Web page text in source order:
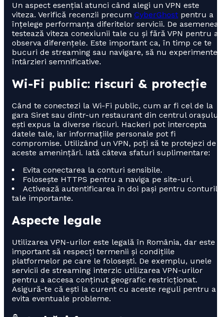
Un aspect esențial atunci când alegi un VPN este
viteza. Verifică recenzii precum CyberGhost pentru a
înțelege performanța diferitelor servicii. De asemenea,
testează viteza conexiunii tale cu și fără VPN pentru a
observa diferențele. Este important ca, în timp ce te
bucuri de streaming sau navigare, să nu
întârzieri semnificative.
Wi-Fi public: riscuri & protecție
Când te conectezi la Wi-Fi public, cum ar fi cel de la
gara Siret sau dintr-un restaurant din centrul
ești expus la diverse riscuri. Hackeri pot intercepta
datele tale, iar informațiile personale pot fi
compromise. Utilizând un VPN, poți să te protejezi de
aceste amenințări. Iată câteva sfaturi suplimentare:
Evita conectarea la conturi sensibile.
Folosește HTTPS pentru a naviga pe site-uri.
Activează autentificarea în doi pași pentru
tale importante.
Aspecte legale
Utilizarea VPN-urilor este legală în România, dar este
important să respecți termenii și condițiile
platformelor pe care le folosești. De exemplu, unele
servicii de streaming interzic utilizarea VPN-urilor
pentru a accesa conținut geografic restricționat.
Asigură-te că ești la curent cu aceste reguli pentru a
evita eventuale probleme.